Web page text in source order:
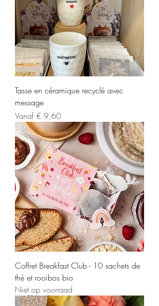
Tasse en céramique recyclé avec
message
Vanaf € 9,60
Verkoopprijs
Coffret Breakfast Club - 10 sachets de
thé et rooibos bio
Niet op voorraad